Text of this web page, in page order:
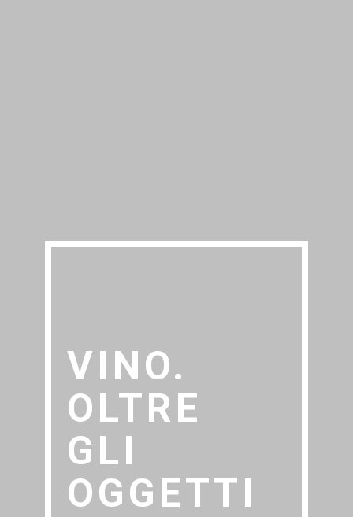
VINO.
OLTRE
GLI
OGGETTI